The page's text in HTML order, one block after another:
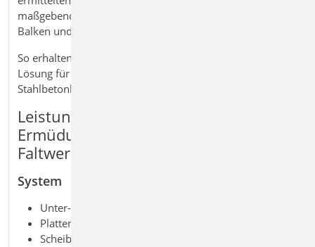
maßgebenden zyklischen Einwirkungen auf Platten,
Balken und Flächentragwerke.
So erhalten Sie eine konsistente und praxisgerechte
Lösung für den Ermüdungsnachweis von
Stahlbetonbauteilen im FE‑Modell.
Leistungsmerkmale M354.de
Ermüdungsnachweis für Platten und
Faltwerke
System
Unter-/Überzug sowie deckengleiche Balken
Platten in 2D-Modellen (Decken- und Bodenplatten)
Scheiben und Faltwerke in 3D-Modellen